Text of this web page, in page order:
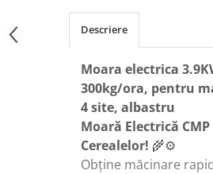
Descriere
Moara electrica
300kg/ora, pentru
4 site, albastru
Moară Electrică
Cerealelor! 🌾⚙️
Obține măcinare